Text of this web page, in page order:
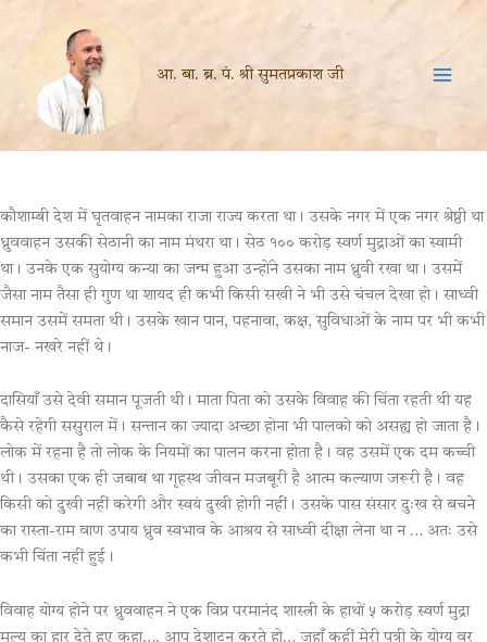
आ. बा. ब्र. पं. श्री सुमतप्रकाश जी
कौशाम्बी देश में घृतवाहन नामका राजा राज्य करता था। उसके नगर में एक नगर श्रेष्ठी था
ध्रुववाहन उसकी सेठानी का नाम मंथरा था। सेठ १०० करोड़ स्वर्ण मुद्राओं का स्वामी
था। उनके एक सुयोग्य कन्या का जन्म हुआ उन्होंने उसका नाम ध्रुवी रखा था। उसमें
जैसा नाम तैसा ही गुण था शायद ही कभी किसी सखी ने भी उसे चंचल देखा हो। साध्वी
समान उसमें समता थी। उसके खान पान, पहनावा, कक्ष, सुविधाओं के नाम पर भी कभी
नाज- नखरे नहीं थे।
दासियाँ उसे देवी समान पूजती थी। माता पिता को उसके विवाह की चिंता रहती थी यह
कैसे रहेगी ससुराल में। सन्तान का ज्यादा अच्छा होना भी पालको को असह्य हो जाता है।
लोक में रहना है तो लोक के नियमों का पालन करना होता है। वह उसमें एक दम कच्ची
थी। उसका एक ही जबाब था गृहस्थ जीवन मजबूरी है आत्म कल्याण जरूरी है। वह
किसी को दुखी नहीं करेगी और स्वयं दुखी होगी नहीं। उसके पास संसार दुःख से बचने
का रास्ता-राम वाण उपाय ध्रुव स्वभाव के आश्रय से साध्वी दीक्षा लेना था न … अतः उसे
कभी चिंता नहीं हुई।
विवाह योग्य होने पर ध्रुववाहन ने एक विप्र परमानंद शास्त्री के हाथों ५ करोड़ स्वर्ण मुद्रा
मूल्य का हार देते हुए कहा…. आप देशाटन करते हो… जहाँ कहीं मेरी पुत्री के योग्य वर